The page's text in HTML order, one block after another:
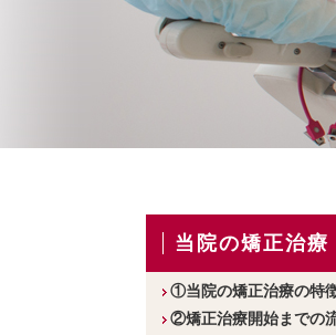
当院の矯正治療
①当院の矯正治療の特
②矯正治療開始までの